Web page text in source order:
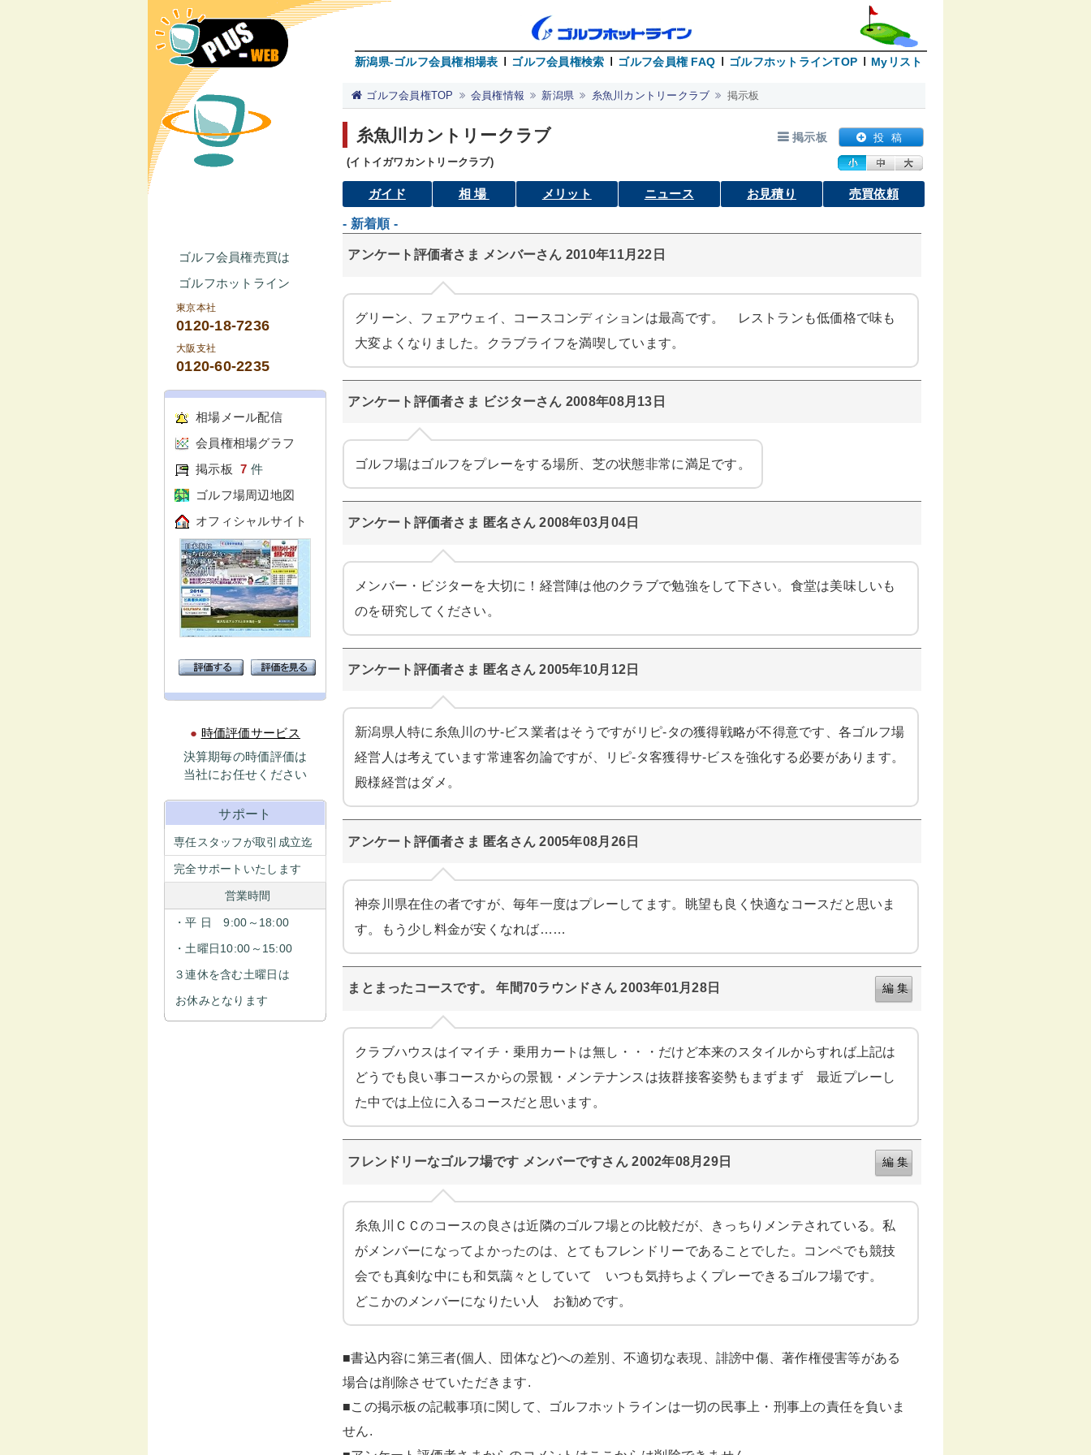
新潟県-ゴルフ会員権相場表 ゴルフ会員権検索 ゴルフ会員権 FAQ ゴルフホットラインTOP Myリスト
ゴルフ会員権売買は
ゴルフホットライン
東京本社
0120-18-7236
大阪支社
0120-60-2235
相場メール配信
会員権相場グラフ
掲示板
7 件
ゴルフ場周辺地図
オフィシャルサイト
● 時価評価サービス
決算期毎の時価評価は
当社にお任せください
サポート
専任スタッフが取引成立迄
完全サポートいたします
営業時間
・平 日 9:00～18:00
・土曜日10:00～15:00
３連休を含む土曜日は
お休みとなります
ゴルフ会員権TOP 会員権情報 新潟県 糸魚川カントリークラブ 掲示板
糸魚川カントリークラブ 掲示板 投 稿
(イトイガワカントリークラブ)
ガイド 相場 メリット ニュース お見積り 売買依頼
- 新着順 -
アンケート評価者さま メンバーさん 2010年11月22日
グリーン、フェアウェイ、コースコンディションは最高です。 レストランも低価格で味も
大変よくなりました。クラブライフを満喫しています。
アンケート評価者さま ビジターさん 2008年08月13日
ゴルフ場はゴルフをプレーをする場所、芝の状態非常に満足です。
アンケート評価者さま 匿名さん 2008年03月04日
メンバー・ビジターを大切に！経営陣は他のクラブで勉強をして下さい。食堂は美味しいも
のを研究してください。
アンケート評価者さま 匿名さん 2005年10月12日
新潟県人特に糸魚川のサ-ビス業者はそうですがリピ-タの獲得戦略が不得意です、各ゴルフ場
経営人は考えています常連客勿論ですが、リピ-タ客獲得サ-ビスを強化する必要があります。
殿様経営はダメ。
アンケート評価者さま 匿名さん 2005年08月26日
神奈川県在住の者ですが、毎年一度はプレーしてます。眺望も良く快適なコースだと思いま
す。もう少し料金が安くなれば……
まとまったコースです。 年間70ラウンドさん 2003年01月28日
クラブハウスはイマイチ・乗用カートは無し・・・だけど本来のスタイルからすれば上記は
どうでも良い事コースからの景観・メンテナンスは抜群接客姿勢もまずまず 最近プレーし
た中では上位に入るコースだと思います。
フレンドリーなゴルフ場です メンバーですさん 2002年08月29日
糸魚川ＣＣのコースの良さは近隣のゴルフ場との比較だが、きっちりメンテされている。私
がメンバーになってよかったのは、とてもフレンドリーであることでした。コンペでも競技
会でも真剣な中にも和気藹々としていて いつも気持ちよくプレーできるゴルフ場です。
どこかのメンバーになりたい人 お勧めです。
■書込内容に第三者(個人、団体など)への差別、不適切な表現、誹謗中傷、著作権侵害等がある
場合は削除させていただきます.
■この掲示板の記載事項に関して、ゴルフホットラインは一切の民事上・刑事上の責任を負いま
せん.